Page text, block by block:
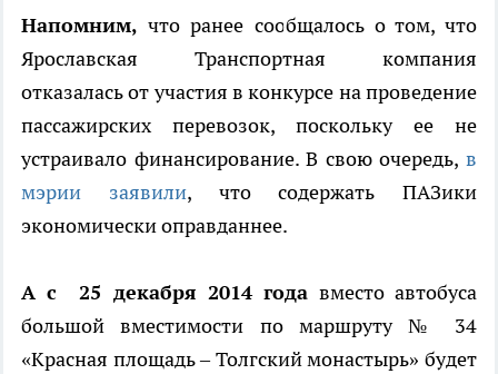
Напомним, что ранее сообщалось о том, что
Ярославская Транспортная компания
отказалась от участия в конкурсе на проведение
пассажирских перевозок, поскольку ее не
устраивало финансирование. В свою очередь, в
мэрии заявили, что содержать ПАЗики
экономически оправданнее.
А с 25 декабря 2014 года вместо автобуса
большой вместимости по маршруту № 34
«Красная площадь – Толгский монастырь» будет